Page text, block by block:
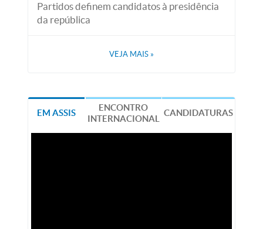
Partidos definem candidatos à presidência
da república
VEJA MAIS »
EM ASSIS
ENCONTRO
INTERNACIONAL
CANDIDATURAS